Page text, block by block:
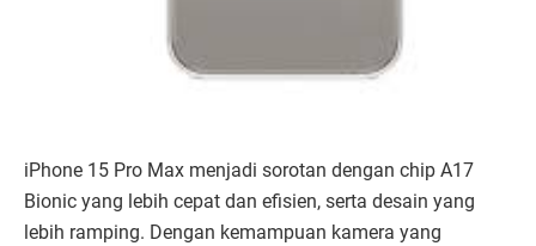
iPhone 15 Pro Max menjadi sorotan dengan chip A17
Bionic yang lebih cepat dan efisien, serta desain yang
lebih ramping. Dengan kemampuan kamera yang